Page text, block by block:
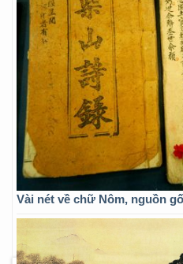
Vài nét về chữ Nôm, nguồn